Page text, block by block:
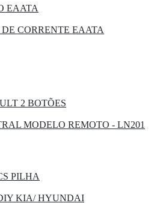
EAATA
CORRENTE EAATA
2 BOTÕES
MODELO REMOTO - LN201
PILHA
KIA/ HYUNDAI